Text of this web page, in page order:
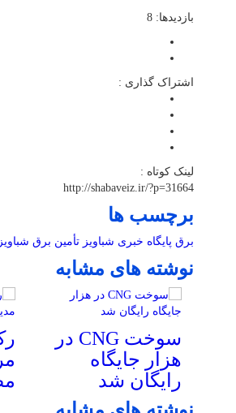
بازدیدها: 8
اشتراک گذاری :
لینک کوتاه :
http://shabaveiz.ir/?p=31664
برچسب ها
برق پایگاه خبری شباویز تأمین برق شباویز
نوشته های مشابه
سوخت CNG در
هزار جایگاه
رایگان شد